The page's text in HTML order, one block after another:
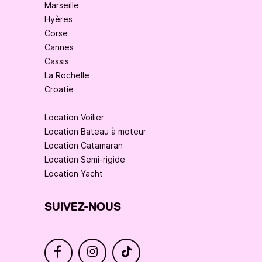
Forts de nombreuses années d'expérience, d'une
équipe passionnée et d'un engagement sans faille
envers votre satisfaction, nous mettons tout en
œuvre pour que votre voyage soit agréable, sûr et
mémorable.
Contactez-nous au +353 9566 D34 ED835 099
FF53 EC6 A44 F4334 et organisons ensemble votre
journée idéale en mer !
Marseille
Hyères
Corse
Cannes
Cassis
La Rochelle
Croatie
Location Voilier
Location Bateau à moteur
Location Catamaran
Location Semi-rigide
Location Yacht
SUIVEZ-NOUS